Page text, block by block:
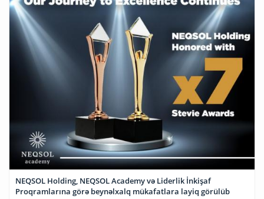
NEQSOL Holding, NEQSOL Academy və Liderlik İnkişaf
Proqramlarına görə beynəlxalq mükafatlara layiq görülüb